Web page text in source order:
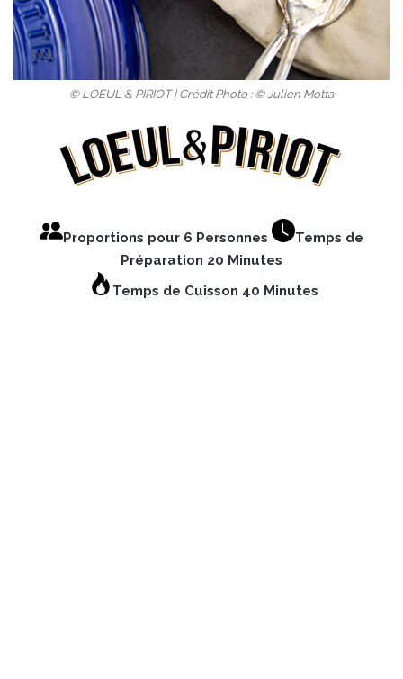
© LOEUL & PIRIOT | Crédit Photo : © Julien Motta
Proportions pour 6 Personnes
Temps de
Préparation 20 Minutes
Temps de Cuisson 40 Minutes